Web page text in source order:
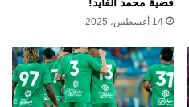
14 أغسطس، 2025